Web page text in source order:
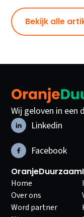
Bekijk alle
Wij geloven in een
Linkedin
Facebook
OranjeDuurzaam
Home
Over ons
Word partner